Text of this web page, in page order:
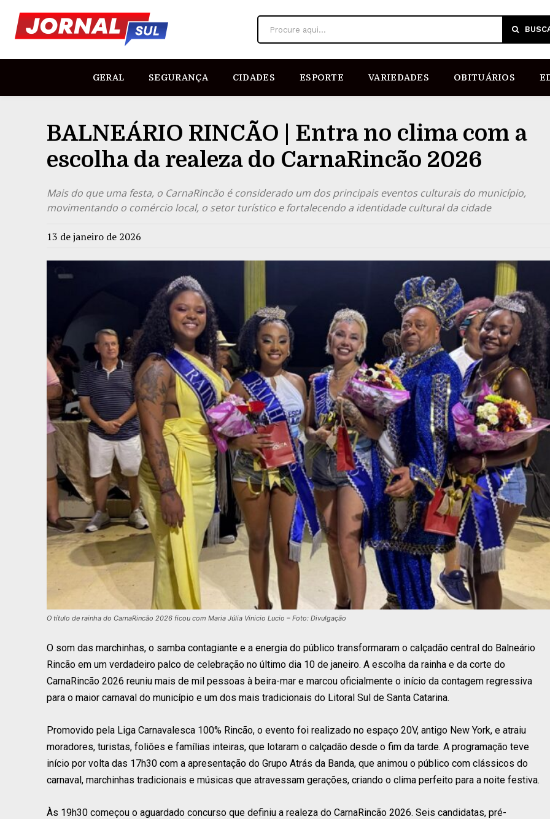
Procure aqui...
GERAL SEGURANÇA CIDADES ESPORTE VARIEDADES OBITUÁRIOS
BALNEÁRIO RINCÃO | Entra no clima com a
escolha da realeza do CarnaRincão 2026
Mais do que uma festa, o CarnaRincão é considerado um dos principais eventos culturais do município,
movimentando o comércio local, o setor turístico e fortalecendo a identidade cultural da cidade
13 de janeiro de 2026
O título de rainha do CarnaRincão 2026 ficou com Maria Júlia Vinicio Lucio – Foto: Divulgação
O som das marchinhas, o samba contagiante e a energia do público transformaram o calçadão central do Balneário
Rincão em um verdadeiro palco de celebração no último dia 10 de janeiro. A escolha da rainha e da corte do
CarnaRincão 2026 reuniu mais de mil pessoas à beira-mar e marcou oficialmente o início da contagem regressiva
para o maior carnaval do município e um dos mais tradicionais do Litoral Sul de Santa Catarina.
Promovido pela Liga Carnavalesca 100% Rincão, o evento foi realizado no espaço 20V, antigo New York, e atraiu
moradores, turistas, foliões e famílias inteiras, que lotaram o calçadão desde o fim da tarde. A programação teve
início por volta das 17h30 com a apresentação do Grupo Atrás da Banda, que animou o público com clássicos do
carnaval, marchinhas tradicionais e músicas que atravessam gerações, criando o clima perfeito para a noite festiva.
Às 19h30 começou o aguardado concurso que definiu a realeza do CarnaRincão 2026. Seis candidatas, pré-